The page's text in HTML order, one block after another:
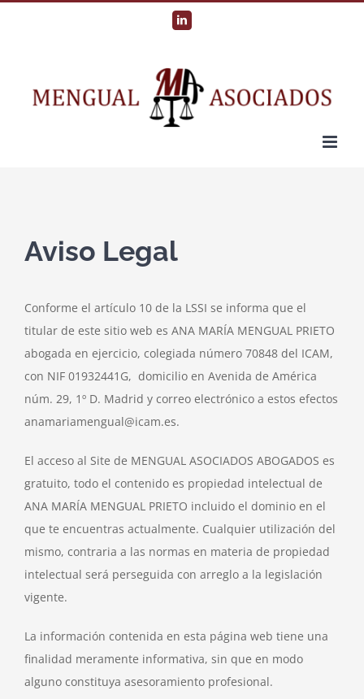
LinkedIn
Aviso Legal
Conforme el artículo 10 de la LSSI se informa que el
titular de este sitio web es ANA MARÍA MENGUAL PRIETO
abogada en ejercicio, colegiada número 70848 del ICAM,
con NIF 01932441G, domicilio en Avenida de América
núm. 29, 1º D. Madrid y correo electrónico a estos efectos
anamariamengual@icam.es.
El acceso al Site de MENGUAL ASOCIADOS ABOGADOS es
gratuito, todo el contenido es propiedad intelectual de
ANA MARÍA MENGUAL PRIETO incluido el dominio en el
que te encuentras actualmente. Cualquier utilización del
mismo, contraria a las normas en materia de propiedad
intelectual será perseguida con arreglo a la legislación
vigente.
La información contenida en esta página web tiene una
finalidad meramente informativa, sin que en modo
alguno constituya asesoramiento profesional.